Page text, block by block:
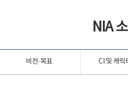
NIA
비전·목표 CI 및 캐릭